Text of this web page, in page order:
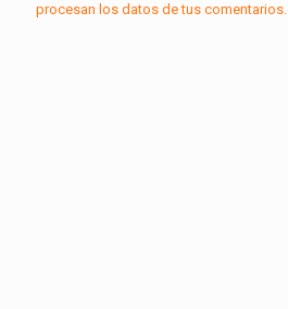
procesan los datos de tus comentarios.